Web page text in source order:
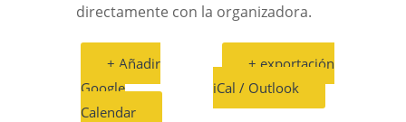
directamente con la organizadora.
+ Añadir
Google
Calendar
+ exportación
iCal / Outlook